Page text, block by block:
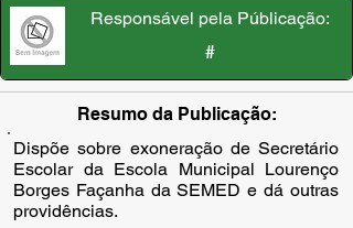
Responsável pela Públicação:
#
Resumo da Publicação:
Dispõe sobre exoneração de Secretário
Escolar da Escola Municipal Lourenço
Borges Façanha da SEMED e dá outras
providências.